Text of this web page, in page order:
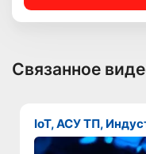
Связанное
IoT, АСУ ТП,